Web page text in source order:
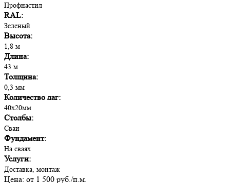
Профнастил
RAL:
Зеленый
Высота:
1,8 м
Длина:
43 м
Толщина:
0,3 мм
Количество лаг:
40х20мм
Столбы:
Сваи
Фундамент:
На сваях
Услуги:
Доставка, монтаж
Цена: от 1 500 руб./п.м.